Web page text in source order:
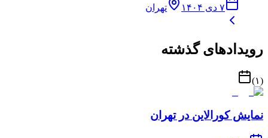
۷ دی ۱۴۰۴ تهران
رویدادهای گذشته
(۱)
نمایش کورالاین در تهران